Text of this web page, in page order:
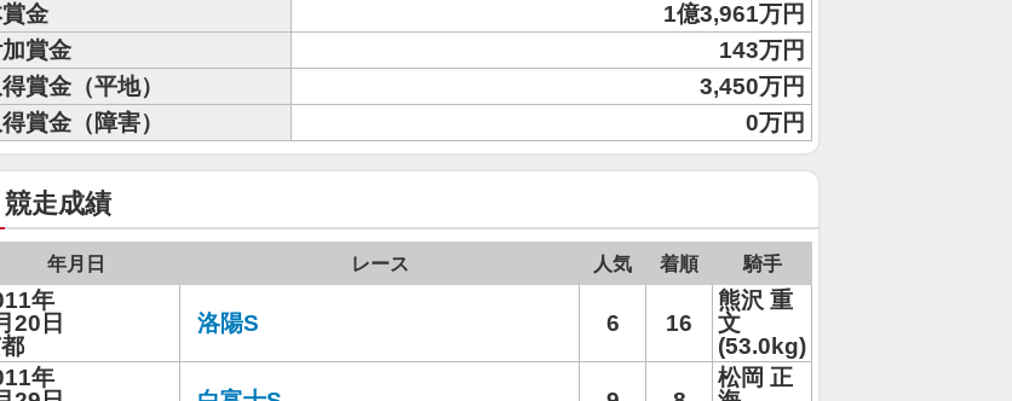
金
1億3,961万円
賞金
143万円
賞金（平地）
3,450万円
賞金（障害）
0万円
競走成績
年月日 レース 人気 着順 騎手
年
20日
洛陽S 6 16
熊沢 重
文
(53.0kg)
年
松岡 正